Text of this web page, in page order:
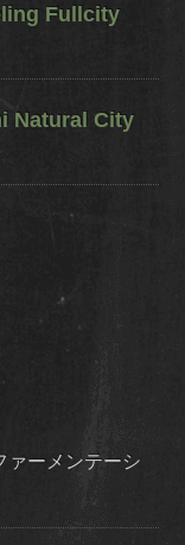
Fullcity
Natural City
ァーメンテーシ